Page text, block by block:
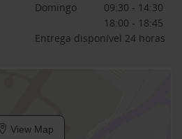
Domingo
09:30 - 14:30
18:00 - 18:45
Entrega disponível 24 horas
View Map